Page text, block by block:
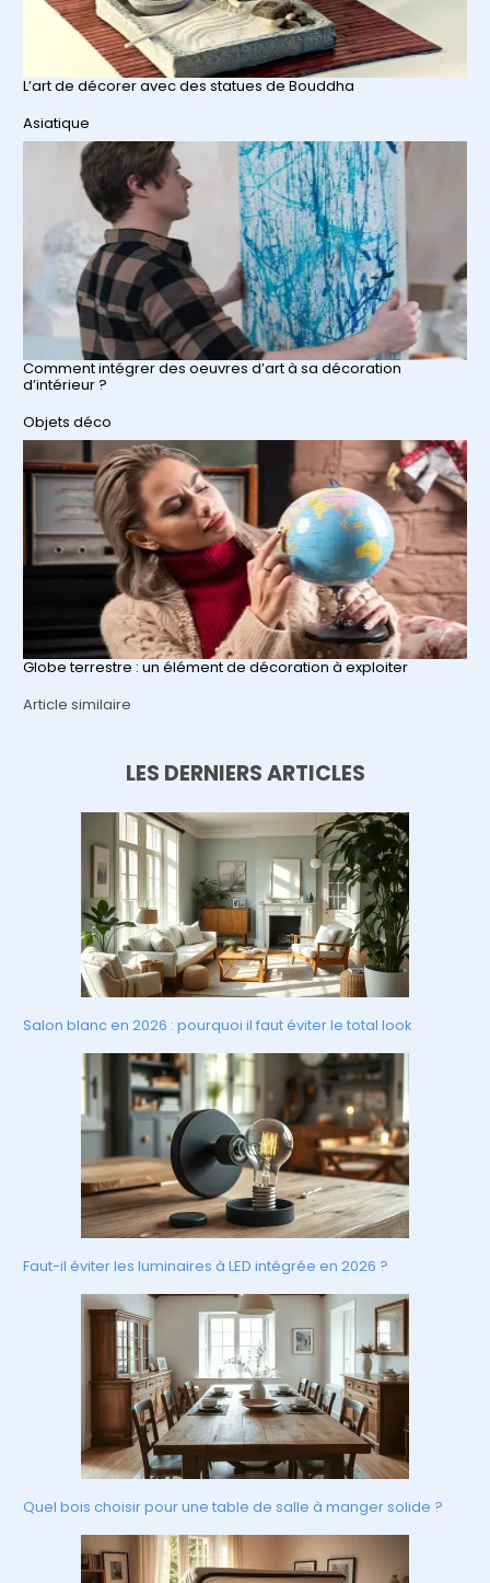
L’art de décorer avec des statues de Bouddha
Par rapport à
Asiatique
Comment intégrer des oeuvres d’art à sa décoration
d’intérieur ?
Par rapport à
Objets déco
Globe terrestre : un élément de décoration à exploiter
Par rapport à
Article similaire
LES DERNIERS ARTICLES
Salon blanc en 2026 : pourquoi il faut éviter le total look
Faut-il éviter les luminaires à LED intégrée en 2026 ?
Quel bois choisir pour une table de salle à manger solide ?